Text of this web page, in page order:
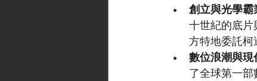
創立與光學霸
十世紀的底片
方特地委託柯
數位浪潮與現
了全球第一